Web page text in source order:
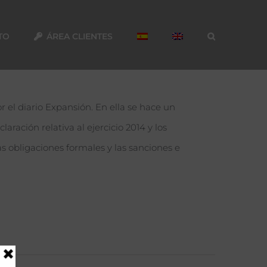
ÁREA CLIENTES
el diario Expansión. En ella se hace un
relativa al ejercicio 2014 y los
obligaciones formales y las sanciones e